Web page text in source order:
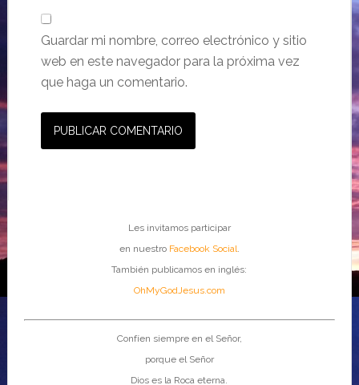
Guardar mi nombre, correo electrónico y sitio
web en este navegador para la próxima vez
que haga un comentario.
Les invitamos participar
en nuestro Facebook Social.
También publicamos en inglés:
OhMyGodJesus.com
Confíen siempre en el Señor,
porque el Señor
Dios es la Roca eterna.